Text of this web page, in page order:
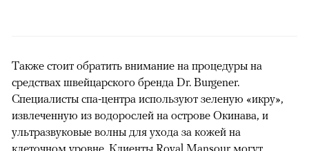
Также стоит обратить внимание на процедуры на
средствах швейцарского бренда Dr. Burgener.
Специалисты спа-центра используют зеленую «икру»,
извлеченную из водорослей на острове Окинава, и
ультразвуковые волны для ухода за кожей на
клеточном уровне. Клиенты Royal Mansour могут